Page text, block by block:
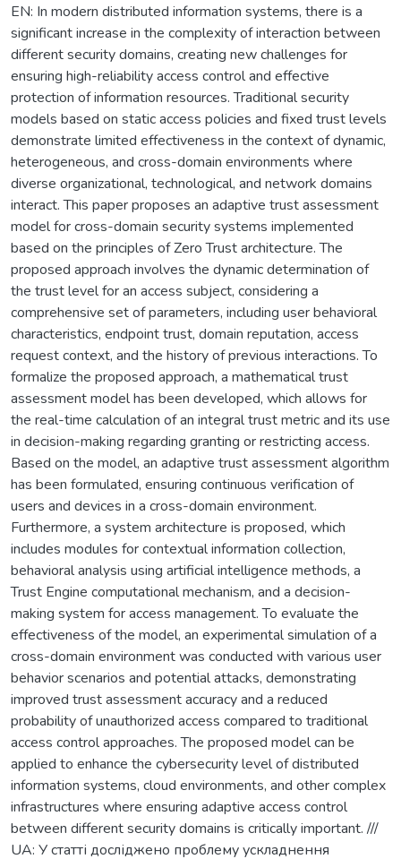
EN: In modern distributed information systems, there is a
significant increase in the complexity of interaction between
different security domains, creating new challenges for
ensuring high-reliability access control and effective
protection of information resources. Traditional security
models based on static access policies and fixed trust levels
demonstrate limited effectiveness in the context of dynamic,
heterogeneous, and cross-domain environments where
diverse organizational, technological, and network domains
interact. This paper proposes an adaptive trust assessment
model for cross-domain security systems implemented
based on the principles of Zero Trust architecture. The
proposed approach involves the dynamic determination of
the trust level for an access subject, considering a
comprehensive set of parameters, including user behavioral
characteristics, endpoint trust, domain reputation, access
request context, and the history of previous interactions. To
formalize the proposed approach, a mathematical trust
assessment model has been developed, which allows for
the real-time calculation of an integral trust metric and its use
in decision-making regarding granting or restricting access.
Based on the model, an adaptive trust assessment algorithm
has been formulated, ensuring continuous verification of
users and devices in a cross-domain environment.
Furthermore, a system architecture is proposed, which
includes modules for contextual information collection,
behavioral analysis using artificial intelligence methods, a
Trust Engine computational mechanism, and a decision-
making system for access management. To evaluate the
effectiveness of the model, an experimental simulation of a
cross-domain environment was conducted with various user
behavior scenarios and potential attacks, demonstrating
improved trust assessment accuracy and a reduced
probability of unauthorized access compared to traditional
access control approaches. The proposed model can be
applied to enhance the cybersecurity level of distributed
information systems, cloud environments, and other complex
infrastructures where ensuring adaptive access control
between different security domains is critically important. ///
UA: У статті досліджено проблему ускладнення